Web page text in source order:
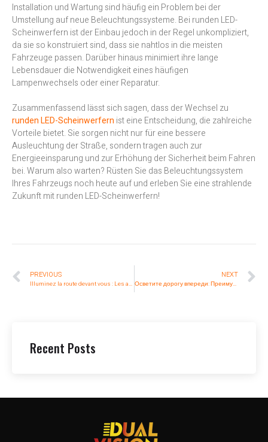
Installation und Wartung sind häufig ein Problem bei der
Umstellung auf neue Beleuchtungssysteme. Bei runden LED-
Scheinwerfern ist der Einbau jedoch in der Regel unkompliziert,
da sie so konstruiert sind, dass sie nahtlos in die meisten
Fahrzeuge passen. Darüber hinaus minimiert ihre lange
Lebensdauer die Notwendigkeit eines häufigen
Lampenwechsels oder einer Reparatur.
Zusammenfassend lässt sich sagen, dass der Wechsel zu
runden LED-Scheinwerfern ist eine Entscheidung, die zahlreiche
Vorteile bietet. Sie sorgen nicht nur für eine bessere
Ausleuchtung der Straße, sondern tragen auch zur
Energieeinsparung und zur Erhöhung der Sicherheit beim Fahren
bei. Warum also warten? Rüsten Sie das Beleuchtungssystem
Ihres Fahrzeugs noch heute auf und erleben Sie eine strahlende
Zukunft mit runden LED-Scheinwerfern!
PREVIOUS
Illuminez la route devant vous : Les avantages des phares à LED ronds
NEXT
Осветите дорогу впереди: Преимущества круглых светодиодных фар
Recent Posts